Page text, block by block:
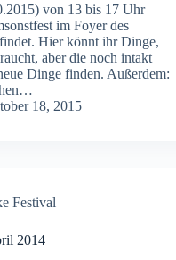
von 13 bis 17 Uhr
im Foyer des
Hier könnt ihr Dinge,
aber die noch intakt
Dinge finden. Außerdem:
18, 2015
Festival
2014